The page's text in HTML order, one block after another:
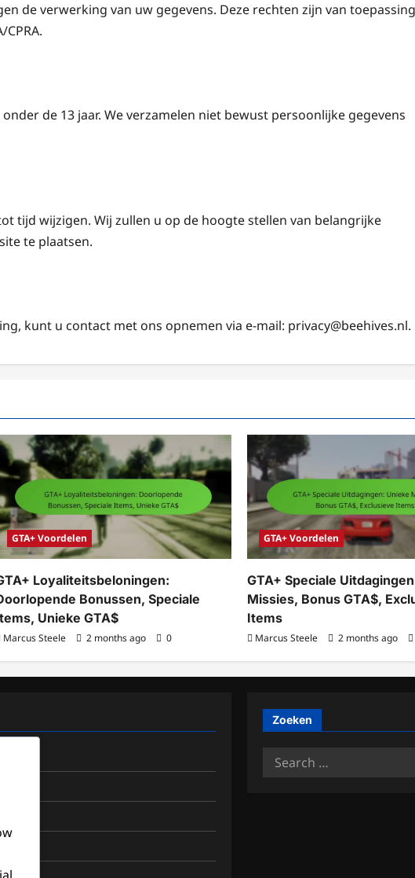
de verwerking van uw gegevens. Deze rechten zijn van toepassing
de 13 jaar. We verzamelen niet bewust persoonlijke gegevens
tijd wijzigen. Wij zullen u op de hoogte stellen van belangrijke
te plaatsen.
kunt u contact met ons opnemen via e-mail: privacy@beehives.nl.
GTA+ Voordelen
Loyaliteitsbeloningen:
Bonussen, Speciale
Unieke GTA$
Marcus Steele 2 months ago 0
GTA+ Voordelen
GTA+ Speciale
Missies, Bonus GTA$,
Items
Marcus Steele 2 months ago
Zoeken
Search